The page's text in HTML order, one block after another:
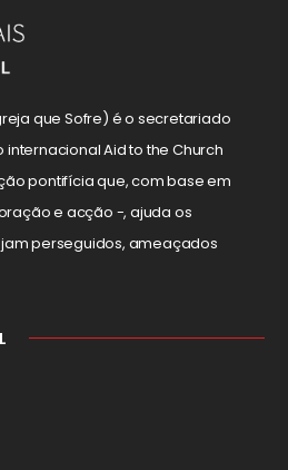
que Sofre) é o secretariado
Aid to the Church
pontifícia que, com base em
e acção -, ajuda os
perseguidos, ameaçados